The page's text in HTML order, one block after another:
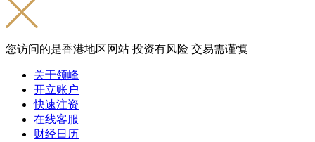
您访问的是香港地区网站 投资有风险 交易需谨慎
关于领峰
开立账户
快速注资
在线客服
财经日历